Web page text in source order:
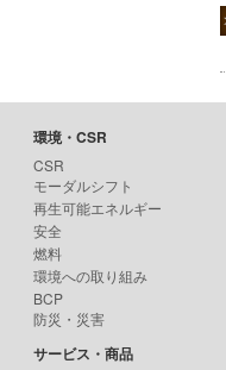
環境・CSR
CSR
モーダルシフト
再生可能エネルギー
安全
燃料
環境への取り組み
BCP
防災・災害
サービス・商品